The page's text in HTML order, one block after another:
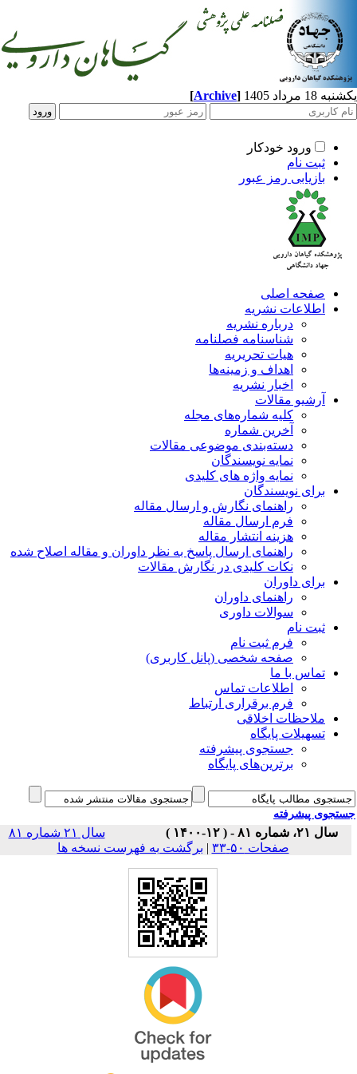
1405
[Archive]
ورود خودکار
ثبت نام
بازیابی رمز عبور
صفحه اصلی
اطلاعات نشریه
درباره نشریه
شناسنامه فصلنامه
هیات تحریریه
اهداف و زمینه‌ها
اخبار نشریه
آرشیو مقالات
کلیه شماره‌های مجله
آخرین شماره
دسته‌بندی موضوعی مقالات
نمایه نویسندگان
نمایه واژه های کلیدی
برای نویسندگان
راهنمای نگارش و ارسال مقاله
فرم ارسال مقاله
هزینه انتشار مقاله
راهنمای ارسال پاسخ به نظر داوران و مقاله اصلاح شده
نکات کلیدی در نگارش مقالات
برای داوران
راهنمای داوران
سوالات داوری
ثبت نام
فرم ثبت نام
صفحه شخصی (پانل کاربری)
تماس با ما
اطلاعات تماس
فرم برقراری ارتباط
ملاحظات اخلاقی
تسهیلات پایگاه
جستجوی پیشرفته
برترین‌های پایگاه
پیشرفته
سال ۲۱، شماره ۸۱ - ( ۱۲-۱۴۰۰ )
سال ۲۱ شماره ۸۱
صفحات ۵۰-۳۳
|برگشت به فهرست نسخه ها